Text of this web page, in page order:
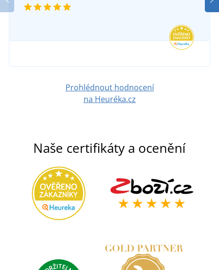
316 Kč
Prohlédnout hodnocení
na Heuréka.cz
Naše certifikáty a ocenění